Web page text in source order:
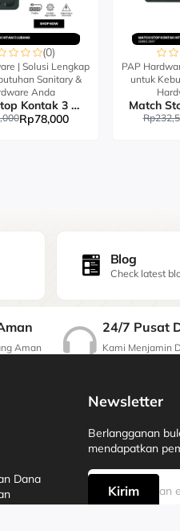
(0)
| Solusi Lengkap
Sanitary &
Anda
Match Stop Kontak 3 Lubang 8023#
Rp78,000
PAP
untuk
Blog
Check latest
Aman
24/7 Pusat
Kami Menjamin
Dana
Newsletter
Berlangganan
mendapatkan
Kirim